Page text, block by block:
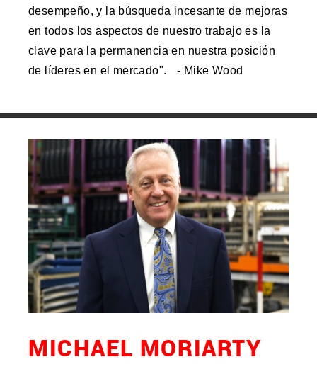
desempeño, y la búsqueda incesante de mejoras
en todos los aspectos de nuestro trabajo es la
clave para la permanencia en nuestra posición
de líderes en el mercado". - Mike Wood
MICHAEL MORIARTY